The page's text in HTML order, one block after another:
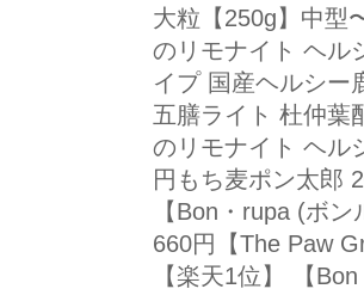
大粒【250g】中型
のリモナイト ヘル
イプ 国産ヘルシー
五膳ライト 杜仲葉
のリモナイト ヘル
円もち麦ポン太郎
【Bon・rupa (ボ
660円【The Paw
【楽天1位】 【